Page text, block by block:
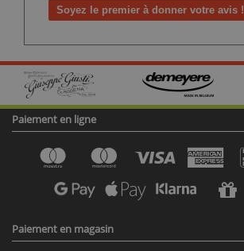
Soyez le premier à donner votre avis !
Paiement en ligne
Paiement en magasin